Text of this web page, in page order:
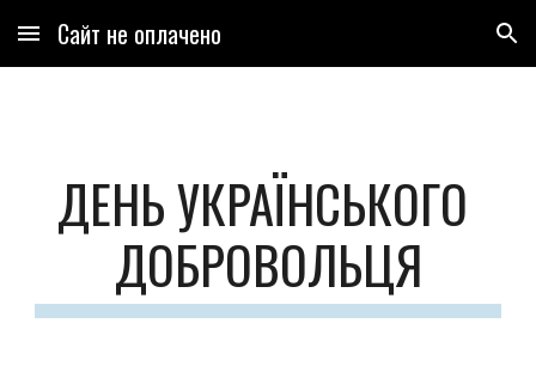
Skip to main content Skip to navigation
Сайт не оплачено
ДЕНЬ УКРАЇНСЬКОГО
ДОБРОВОЛЬЦЯ